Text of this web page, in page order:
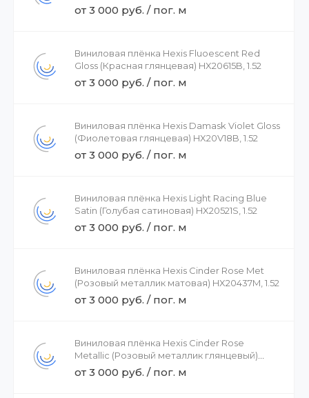
от 3 000 руб. / пог. м
Виниловая плёнка Hexis Fluoescent Red
Gloss (Красная глянцевая) HX20615B, 1.52
от 3 000 руб. / пог. м
Виниловая плёнка Hexis Damask Violet Gloss
(Фиолетовая глянцевая) HX20V18B, 1.52
от 3 000 руб. / пог. м
Виниловая плёнка Hexis Light Racing Blue
Satin (Голубая сатиновая) HX20521S, 1.52
от 3 000 руб. / пог. м
Виниловая плёнка Hexis Cinder Rose Met
(Розовый металлик матовая) HX20437M, 1.52
от 3 000 руб. / пог. м
Виниловая плёнка Hexis Cinder Rose
Metallic (Розовый металлик глянцевый)
HX20437B, 1.52
от 3 000 руб. / пог. м